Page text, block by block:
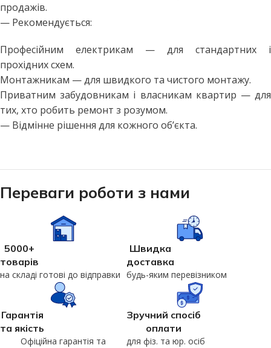
продажів.
— Рекомендується:
Професійним електрикам — для стандартних і
прохідних схем.
Монтажникам — для швидкого та чистого монтажу.
Приватним забудовникам і власникам квартир — для
тих, хто робить ремонт з розумом.
— Відмінне рішення для кожного об’єкта.
Переваги роботи з нами
5000+
товарів
на складі готові до відправки
Швидка
доставка
будь-яким перевізником
Гарантія
та якість
Офіційна гарантія та
Зручний спосіб
оплати
для фіз. та юр. осіб